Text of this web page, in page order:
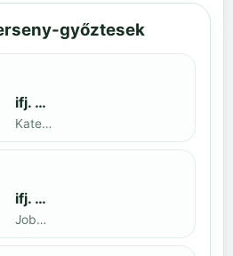
győztesek
ifj. Benedek Zoltán
Kategoria1 neve · döntős: Lajkó Hunor
ifj. Benedek Zoltán
Jobbak · döntős: Szatmári István